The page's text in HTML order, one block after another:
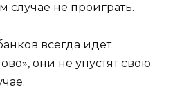
случае не проиграть.
всегда идет
они не упустят свою